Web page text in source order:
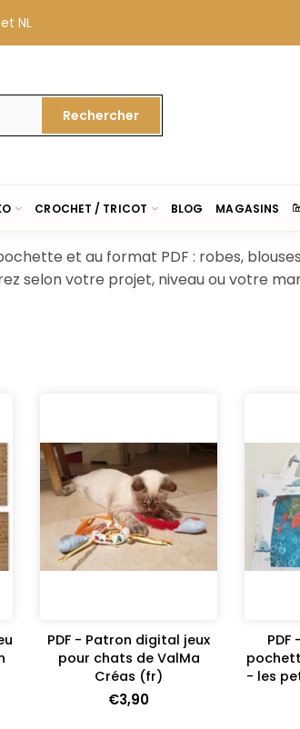
NL
Rechercher
CROCHET / TRICOT BLOG MAGASINS
et au format PDF : robes,
selon votre projet, niveau ou votre
PDF - Patron digital jeux
pour chats de ValMa
Créas (fr)
€3,90
- les